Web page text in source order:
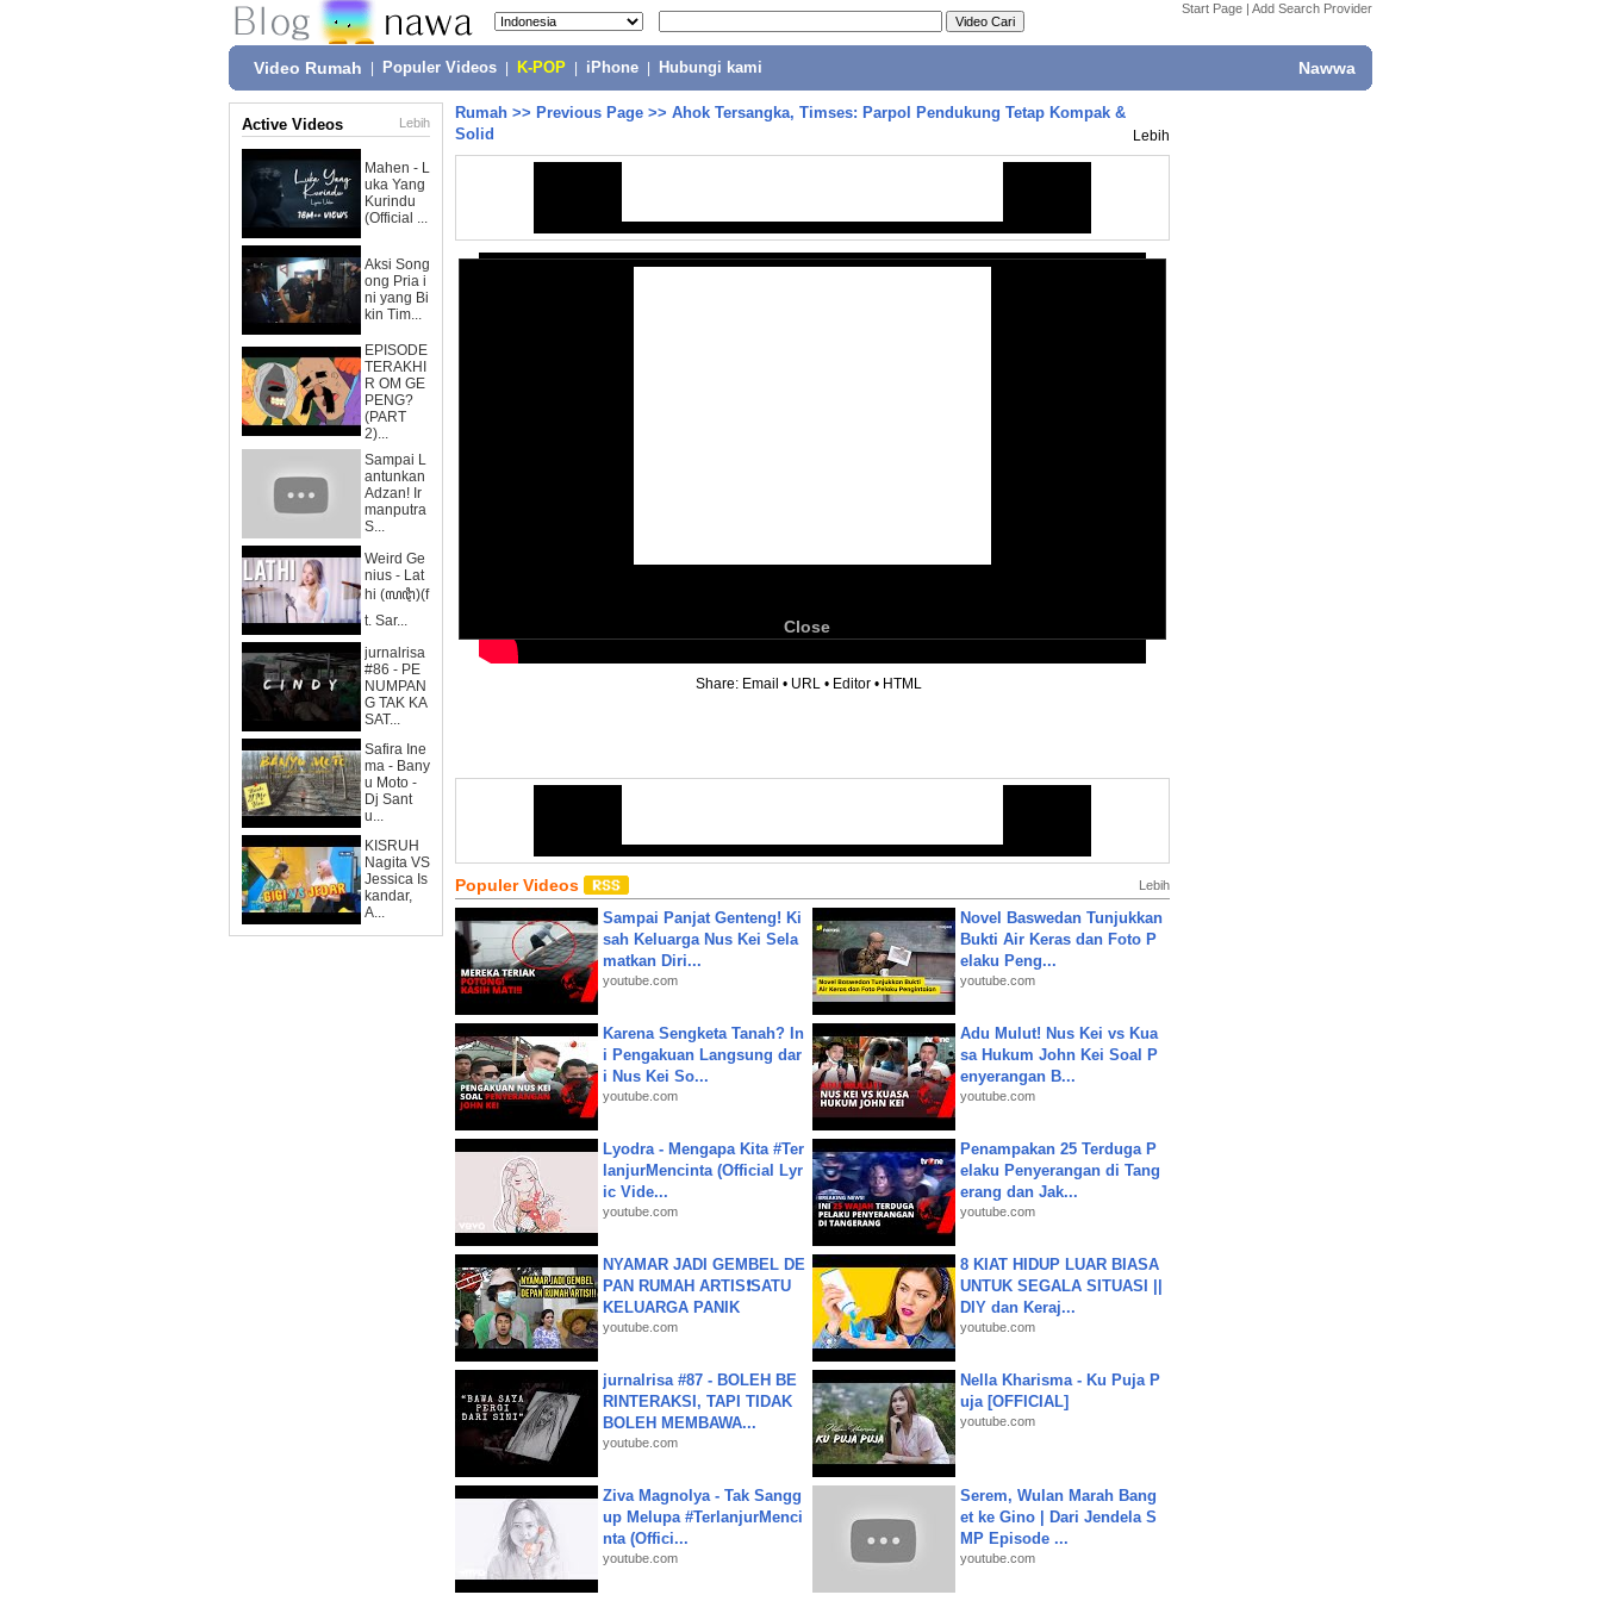
Start Page | Add Search Provider
Video Rumah Populer Videos K-POP iPhone Hubungi kami Nawwa
Active Videos Lebih
Mahen - L
uka Yang
Kurindu
(Official ...
Aksi Song
ong Pria i
ni yang Bi
kin Tim...
EPISODE
TERAKHI
R OM GE
PENG?
(PART
2)...
Sampai L
antunkan
Adzan! Ir
manputra
S...
Weird Ge
nius - Lat
hi (ꦭꦛꦶ)(f
t. Sar...
jurnalrisa
#86 - PE
NUMPAN
G TAK KA
SAT...
Safira Ine
ma - Bany
u Moto -
Dj Sant
u...
KISRUH
Nagita VS
Jessica Is
kandar,
A...
Rumah >> Previous Page >> Ahok Tersangka, Timses: Parpol Pendukung Tetap Kompak &
Solid
Lebih
Close
Share: Email • URL • Editor • HTML
Populer Videos Lebih
Sampai Panjat Genteng! Ki
sah Keluarga Nus Kei Sela
matkan Diri...
youtube.com
Novel Baswedan Tunjukkan
Bukti Air Keras dan Foto P
elaku Peng...
youtube.com
Karena Sengketa Tanah? In
i Pengakuan Langsung dar
i Nus Kei So...
youtube.com
Adu Mulut! Nus Kei vs Kua
sa Hukum John Kei Soal P
enyerangan B...
youtube.com
Lyodra - Mengapa Kita #Ter
lanjurMencinta (Official Lyr
ic Vide...
youtube.com
Penampakan 25 Terduga P
elaku Penyerangan di Tang
erang dan Jak...
youtube.com
NYAMAR JADI GEMBEL DE
PAN RUMAH ARTIS❗SATU
KELUARGA PANIK
youtube.com
8 KIAT HIDUP LUAR BIASA
UNTUK SEGALA SITUASI ||
DIY dan Keraj...
youtube.com
jurnalrisa #87 - BOLEH BE
RINTERAKSI, TAPI TIDAK
BOLEH MEMBAWA...
youtube.com
Nella Kharisma - Ku Puja P
uja [OFFICIAL]
youtube.com
Ziva Magnolya - Tak Sangg
up Melupa #TerlanjurMenci
nta (Offici...
youtube.com
Serem, Wulan Marah Bang
et ke Gino | Dari Jendela S
MP Episode ...
youtube.com